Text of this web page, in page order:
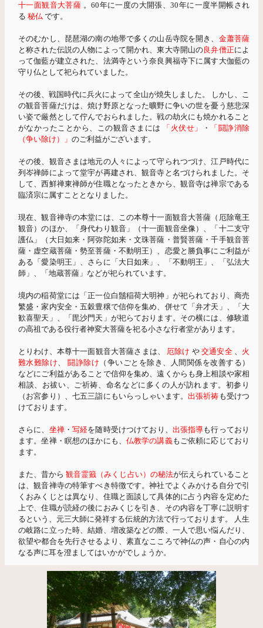
十一面観音大菩薩 。60年に一度の大開張、30年に一度半開帳され
る 秘仏 です。
そのむかし、琵琶湖の南の地帯で多くの山岳寺院を開き、 金蕭菩薩
と称された伝説の人物によって開かれ、東大寺開山の良弁僧正によ
って伽藍が建立された、法満寺という奈良興福寺下に属す大伽藍の
守り仏として祀られていました。
その後、戦国時代に兵火によって全山が焼失しました。 しかし、こ
の観音菩薩だけは、焼け野原となった曠野に争いの世を憂う慈悲深
い姿で厳然として佇んでおられました。戦の劫火にも焼かれること
がなかったことから、この観音さまには
「火伏せ」 ・
「闘諍消除
（争い除け）」 のご利益がございます。
その後、観音さまは地元の人々によって守られつづけ、江戸時代に
列岑禅師によって堂宇が再建され、観音寺と名づけられました。そ
して、西鮮禅東禅師が住職となったときから、観音寺は禅宗である
臨済宗に属すこととなりました。
現在、観音禅寺の本堂には、この本尊十一面観音大菩薩（厄除竜王
観音）のほか、「身代わり観音」（十一面観音坐像）、「十二支守
護仏」（大日如来・阿弥陀如来・文珠菩薩・普賢菩薩・千手観音菩
薩・虚空蔵菩薩・勢至菩薩・不動明王）、恋愛と勝負事にご利益が
ある「愛染明王」、さらに「大日如来」、「不動明王」、「弘法大
師」、「地蔵菩薩」などが祀られています。
境内の稲荷堂には「正一位白鬚稲荷大明神」が祀られており、商売
繁盛・家内安全・五穀豊穣で信仰を集め、併せて「弁才天」、「大
歓喜聖天」、「毘沙門天」が祀らております。その横には、修験道
の高祖である役行者神変大菩薩を祀る小さな行者堂があります。
とりわけ、本尊十一面観音大菩薩さまは、 厄除け や交通安全、 火
難水難除け、 闘諍除け （争いごとを除き、人間関係を改善する）
などにご利益があることで信仰を集め、遠くからも身上相談や家相
相談、お祓い、ご祈祷、命名などに多くの人が訪れます。初参り
（お宮参り）、七五三詣にもいらっしゃいます。出張祈祷 も受けつ
けております。
さらに、 坐禅・ 写経を随時受けつけており、 出張指導も行っており
ます。坐禅・瞑想のほかにも、 仏教学の講義もご依頼に応じており
ます。
また、昔から観音霊籖（みくじ占い）の秘法が伝えられていること
は、観音禅寺の特筆すべき特徴です。神社でよくみかける自分で引
くおみくじとは異なり、住職と面談して具体的に占う内容を定めた
上で、住職が読経の後におみくじを引き、その内容を丁寧に説明す
るという、元三大師に発祥する伝統的方法で行っております。 人生
の岐路に立った時、結婚、増改築などの際、一人で思い悩んだり、
欲望や都合を先行させるより、素直なこころで神仏の声・自心の内
なる声に耳を澄ましてはいかがでしょうか。